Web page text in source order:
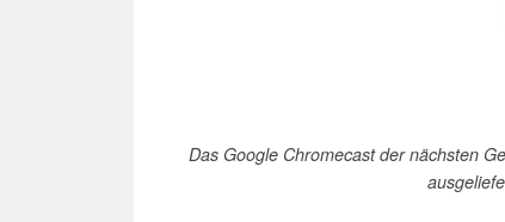
Das Google Chromecast der nächsten